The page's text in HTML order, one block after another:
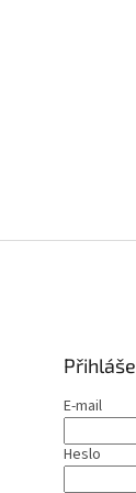
E-mail
Heslo